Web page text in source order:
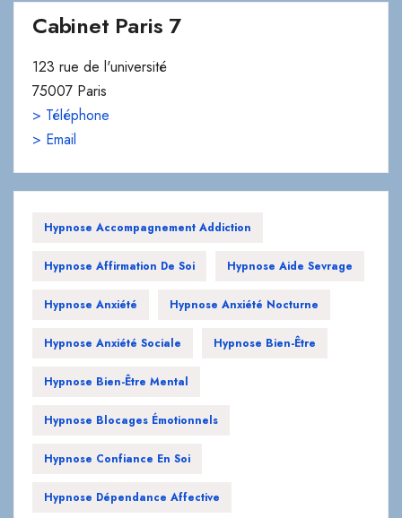
Cabinet Paris 7
123 rue de l'université
75007 Paris
> Téléphone
> Email
Hypnose Accompagnement Addiction
Hypnose Affirmation De Soi Hypnose Aide Sevrage
Hypnose Anxiété Hypnose Anxiété Nocturne
Hypnose Anxiété Sociale Hypnose Bien-Être
Hypnose Bien-Être Mental
Hypnose Blocages Émotionnels
Hypnose Confiance En Soi
Hypnose Dépendance Affective